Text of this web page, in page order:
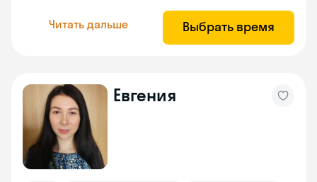
Читать дальше Выбрать время
Евгения